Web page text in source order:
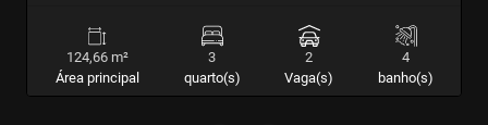
124,66 m²
Área principal
3
quarto(s)
2
Vaga(s)
4
banho(s)